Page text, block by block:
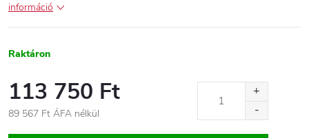
információ
Raktáron
113 750 Ft
89 567 Ft ÁFA nélkül